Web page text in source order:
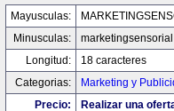
Mayusculas:
Minusculas:
Longitud:
18 caracteres
Categorias:
Marketing y
Precio:
Realizar una